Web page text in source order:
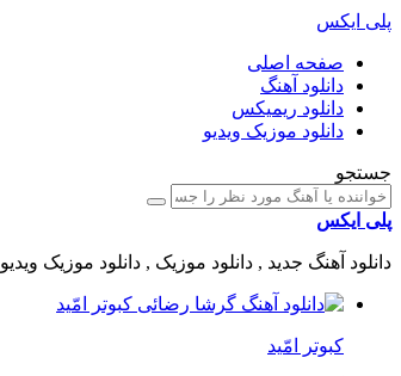
پلی ایکس
صفحه اصلی
دانلود آهنگ
دانلود ریمیکس
دانلود موزیک ویدیو
جستجو
پلی ایکس
دانلود آهنگ جدید , دانلود موزیک , دانلود موزیک ویدیو
کبوتر امّید